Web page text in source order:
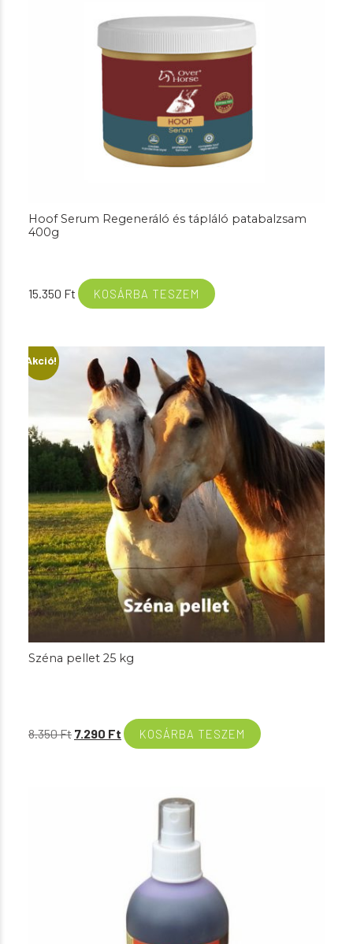
Hoof Serum Regeneráló és tápláló patabalzsam
400g
15.350 Ft KOSÁRBA TESZEM
Akció!
Széna pellet 25 kg
8.350Ft Original
7.290 Ft Current
price
KOSÁRBA TESZEM